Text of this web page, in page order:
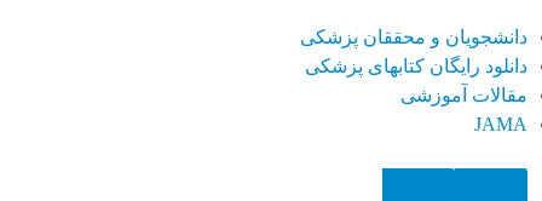
دانشجویان و محققان پزشکی
دانلود رایگان کتابهای پزشکی
مقالات آموزشی
JAMA